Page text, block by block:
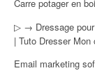
Carre potager en
▷ → Dressage pour
| Tuto Dresser Mon
Email marketing